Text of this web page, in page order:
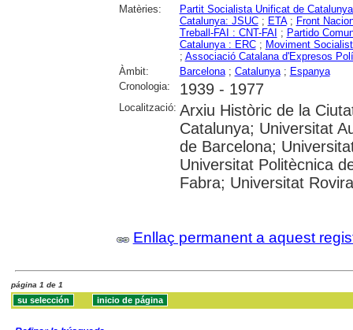
Matèries:
Partit Socialista Unificat de
Catalunya: JSUC; ETA; Front
Treball-FAI : CNT-FAI ; Partido
Catalunya : ERC; Moviment
; Associació Catalana d'Expresos
Àmbit:
Barcelona; Catalunya; Espanya
Cronologia:
1939 - 1977
Localització: Arxiu Històric de la
Catalunya; Universitat
de Barcelona;
Universitat Politècnica
Fabra; Universitat
Enllaç permanent a aquest
página 1 de 1